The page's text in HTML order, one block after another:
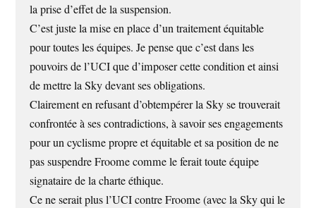
la prise d’effet de la suspension.
C’est juste la mise en place d’un traitement équitable
pour toutes les équipes. Je pense que c’est dans les
pouvoirs de l’UCI que d’imposer cette condition et ainsi
de mettre la Sky devant ses obligations.
Clairement en refusant d’obtempérer la Sky se trouverait
confrontée à ses contradictions, à savoir ses engagements
pour un cyclisme propre et équitable et sa position de ne
pas suspendre Froome comme le ferait toute équipe
signataire de la charte éthique.
Ce ne serait plus l’UCI contre Froome (avec la Sky qui le